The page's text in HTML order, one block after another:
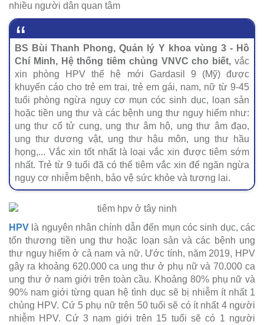
nhiều người dân quan tâm
BS Bùi Thanh Phong, Quản lý Y khoa vùng 3 - Hồ
Chí Minh, Hệ thống tiêm chủng VNVC cho biết, vắc
xin phòng HPV thế hệ mới Gardasil 9 (Mỹ) được
khuyến cáo cho trẻ em trai, trẻ em gái, nam, nữ từ 9-45
tuổi phòng ngừa nguy cơ mụn cóc sinh dục, loạn sản
hoặc tiền ung thư và các bệnh ung thư nguy hiểm như:
ung thư cổ tử cung, ung thư âm hộ, ung thư âm đạo,
ung thư dương vật, ung thư hậu môn, ung thư hầu
họng,... Vắc xin tốt nhất là loại vắc xin được tiêm sớm
nhất. Trẻ từ 9 tuổi đã có thể tiêm vắc xin để ngăn ngừa
nguy cơ nhiễm bệnh, bảo vệ sức khỏe và tương lai.
HPV là nguyên nhân chính dẫn đến mụn cóc sinh dục, các
tổn thương tiền ung thư hoặc loạn sản và các bệnh ung
thư nguy hiểm ở cả nam và nữ. Ước tính, năm 2019, HPV
gây ra khoảng 620.000 ca ung thư ở phụ nữ và 70.000 ca
ung thư ở nam giới trên toàn cầu. Khoảng 80% phụ nữ và
90% nam giới từng quan hệ tình dục sẽ bị nhiễm ít nhất 1
chủng HPV. Cứ 5 phụ nữ trên 50 tuổi sẽ có ít nhất 4 người
nhiễm HPV. Cứ 3 nam giới trên 15 tuổi sẽ có 1 người